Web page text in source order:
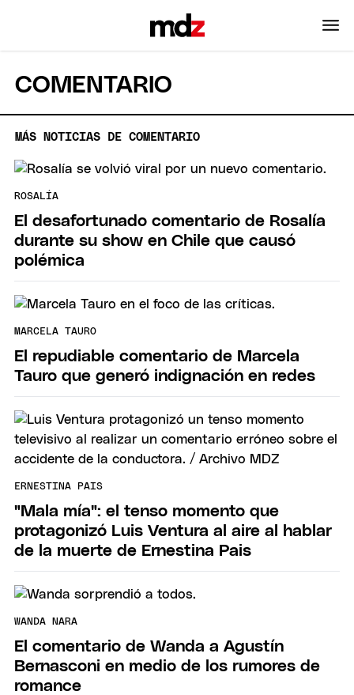
COMENTARIO
MÁS NOTICIAS DE COMENTARIO
ROSALÍA
El desafortunado comentario de Rosalía
durante su show en Chile que causó
polémica
MARCELA TAURO
El repudiable comentario de Marcela
Tauro que generó indignación en redes
ERNESTINA PAIS
"Mala mía": el tenso momento que
protagonizó Luis Ventura al aire al hablar
de la muerte de Ernestina Pais
WANDA NARA
El comentario de Wanda a Agustín
Bernasconi en medio de los rumores de
romance